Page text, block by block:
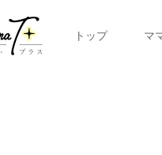
トップ マ